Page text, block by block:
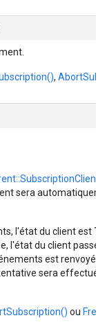
,
sera
l'état du client est
l'état du client passe à
est renvoyé.
sera effectuée
ou